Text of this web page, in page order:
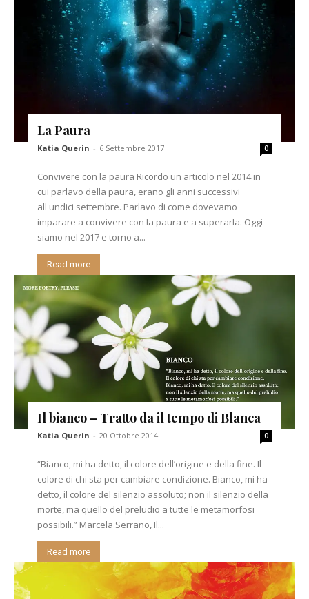
La Paura
Katia Querin - 6 Settembre 2017 0
Convivere con la paura Ricordo un articolo nel 2014 in
cui parlavo della paura, erano gli anni successivi
all'undici settembre. Parlavo di come dovevamo
imparare a convivere con la paura e a superarla. Oggi
siamo nel 2017 e torno a...
Read more
Il bianco – Tratto da il tempo di Blanca
Katia Querin - 20 Ottobre 2014 0
“Bianco, mi ha detto, il colore dell’origine e della fine. Il
colore di chi sta per cambiare condizione. Bianco, mi ha
detto, il colore del silenzio assoluto; non il silenzio della
morte, ma quello del preludio a tutte le metamorfosi
possibili.” Marcela Serrano, Il...
Read more